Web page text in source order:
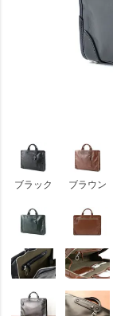
ブラック ブラウン